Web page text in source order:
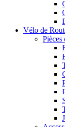
Vélo de
Pièces